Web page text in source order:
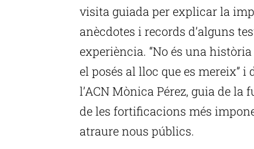
visita guiada per explicar la
anècdotes i records d’alguns
experiència. “No és una
el posés al lloc que es mereix” i
l’ACN Mònica Pérez, guia de
de les fortificacions més
atraure nous públics.